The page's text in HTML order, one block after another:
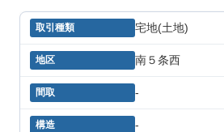
宅地(土地)
南５条西
-
-